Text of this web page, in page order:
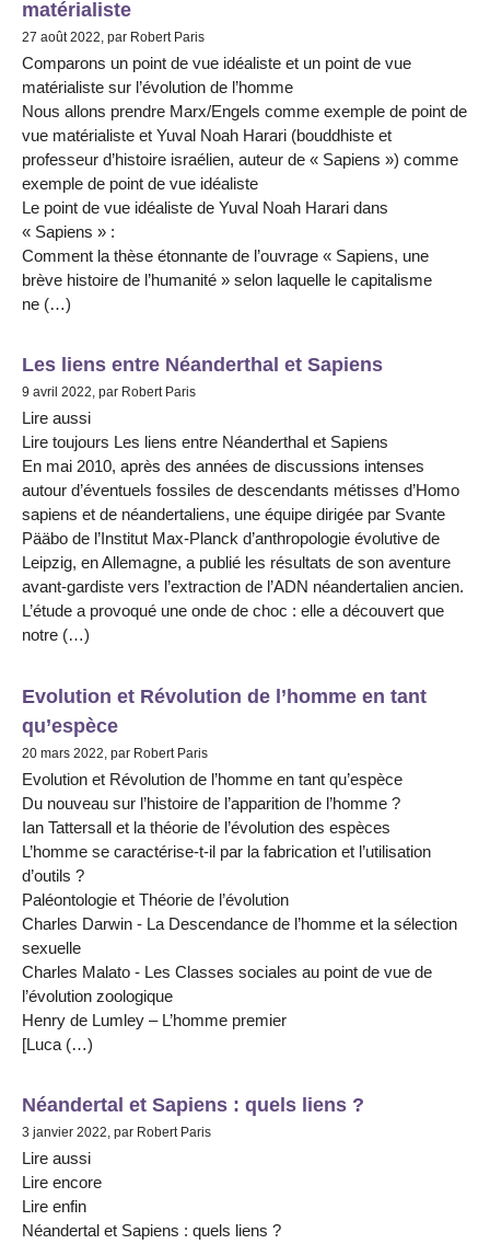
matérialiste
27 août 2022, par Robert Paris
Comparons un point de vue idéaliste et un point de vue
matérialiste sur l’évolution de l’homme
Nous allons prendre Marx/Engels comme exemple de point de
vue matérialiste et Yuval Noah Harari (bouddhiste et
professeur d’histoire israélien, auteur de « Sapiens ») comme
exemple de point de vue idéaliste
Le point de vue idéaliste de Yuval Noah Harari dans
« Sapiens » :
Comment la thèse étonnante de l’ouvrage « Sapiens, une
brève histoire de l’humanité » selon laquelle le capitalisme
ne (…)
Les liens entre Néanderthal et Sapiens
9 avril 2022, par Robert Paris
Lire aussi
Lire toujours Les liens entre Néanderthal et Sapiens
En mai 2010, après des années de discussions intenses
autour d’éventuels fossiles de descendants métisses d’Homo
sapiens et de néandertaliens, une équipe dirigée par Svante
Pääbo de l’Institut Max-Planck d’anthropologie évolutive de
Leipzig, en Allemagne, a publié les résultats de son aventure
avant-gardiste vers l’extraction de l’ADN néandertalien ancien.
L’étude a provoqué une onde de choc : elle a découvert que
notre (…)
Evolution et Révolution de l’homme en tant
qu’espèce
20 mars 2022, par Robert Paris
Evolution et Révolution de l’homme en tant qu’espèce
Du nouveau sur l’histoire de l’apparition de l’homme ?
Ian Tattersall et la théorie de l’évolution des espèces
L’homme se caractérise-t-il par la fabrication et l’utilisation
d’outils ?
Paléontologie et Théorie de l’évolution
Charles Darwin - La Descendance de l’homme et la sélection
sexuelle
Charles Malato - Les Classes sociales au point de vue de
l’évolution zoologique
Henry de Lumley – L’homme premier
[Luca (…)
Néandertal et Sapiens : quels liens ?
3 janvier 2022, par Robert Paris
Lire aussi
Lire encore
Lire enfin
Néandertal et Sapiens : quels liens ?